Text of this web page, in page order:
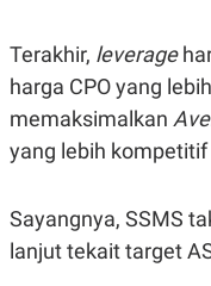
E
M
Y
S
E
.
I
G
G
A
E
R
J
Terakhir, leverage
harga CPO yang
memaksimalkan
yang lebih
Sayangnya, SSMS
lanjut tekait target